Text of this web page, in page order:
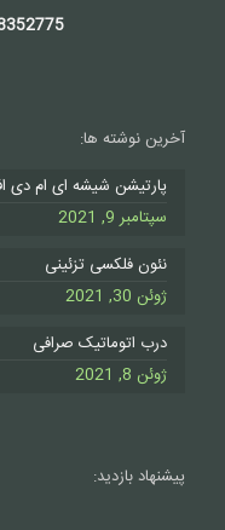
آخرین نوشته ها:
پارتیشن شیشه ای ام دی
سپتامبر 9, 2021
نئون فلکسی تزئینی
ژوئن 30, 2021
درب اتوماتیک صرافی
ژوئن 8, 2021
پیشنهاد بازدید: